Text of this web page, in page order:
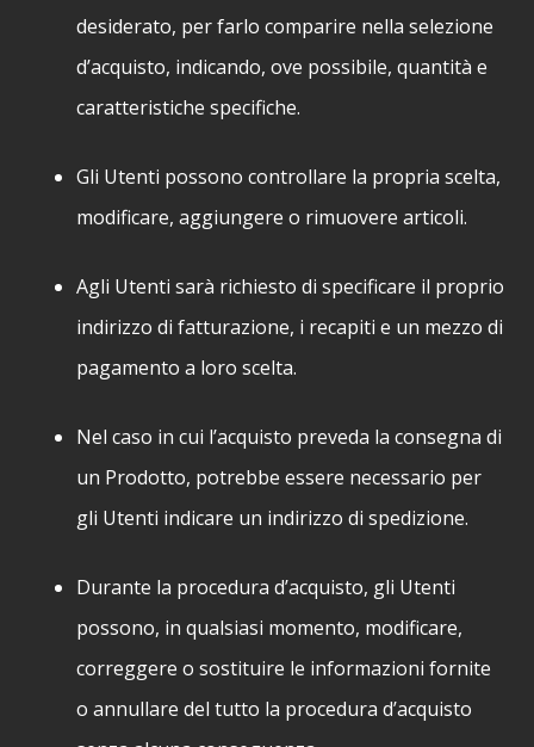
desiderato, per farlo comparire nella selezione
d’acquisto, indicando, ove possibile, quantità e
caratteristiche specifiche.
Gli Utenti possono controllare la propria scelta,
modificare, aggiungere o rimuovere articoli.
Agli Utenti sarà richiesto di specificare il proprio
indirizzo di fatturazione, i recapiti e un mezzo di
pagamento a loro scelta.
Nel caso in cui l’acquisto preveda la consegna di
un Prodotto, potrebbe essere necessario per
gli Utenti indicare un indirizzo di spedizione.
Durante la procedura d’acquisto, gli Utenti
possono, in qualsiasi momento, modificare,
correggere o sostituire le informazioni fornite
o annullare del tutto la procedura d’acquisto